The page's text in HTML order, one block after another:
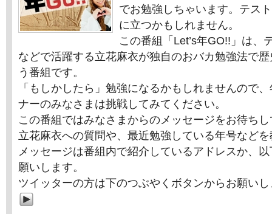
でお勉強しちゃいます。テス
に立つかもしれません。
この番組「Let’s年GO!!」は、
などで活躍する立花麻衣が独自のおバカ勉強法で
う番組です。
「もしかしたら」勉強になるかもしれませんので
ナーのみなさまは挑戦してみてください。
この番組ではみなさまからのメッセージをお待ち
立花麻衣への質問や、最近勉強している年号など
メッセージは番組内で紹介しているアドレスか、
願いします。
ツイッターの方は下のつぶやくボタンからお願い